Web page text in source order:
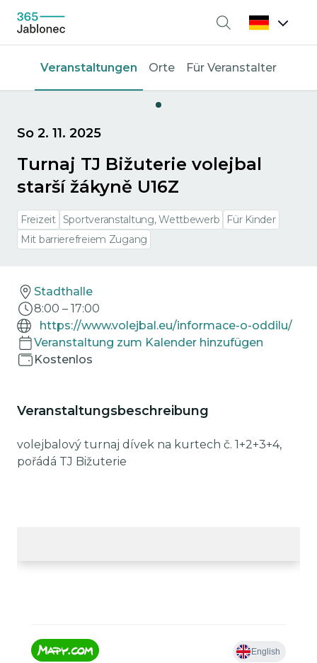
Suche
Veranstaltungen Orte Für Veranstalter
So 2. 11. 2025
Turnaj TJ Bižuterie volejbal
starší žákyně U16Z
Freizeit Sportveranstaltung, Wettbewerb
Für Kinder
Mit barrierefreiem Zugang
Stadthalle
8:00 – 17:00
https://www.volejbal.eu/informace-o-oddilu/
Veranstaltung zum Kalender hinzufügen
Kostenlos
Veranstaltungsbeschreibung
volejbalový turnaj dívek na kurtech č. 1+2+3+4,
pořádá TJ Bižuterie